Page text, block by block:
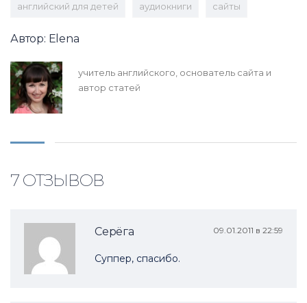
английский для детей аудиокниги сайты
Автор: Elena
учитель английского, основатель сайта и
автор статей
7 ОТЗЫВОВ
Серёга 09.01.2011 в 22:59
Суппер, спасибо.